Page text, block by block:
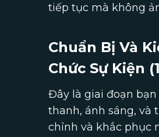
tiếp tục mà không
Chuẩn Bị Và
Chức Sự Kiện
Đây là giai đoạn
thanh, ánh sáng, và
chỉnh và khắc phục